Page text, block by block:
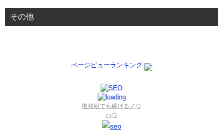
その他
ページビューランキング
後発組でも稼げるノウ
ハウ